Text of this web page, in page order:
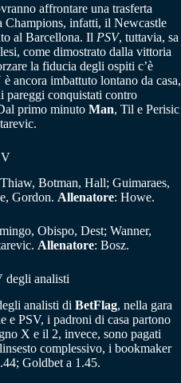
affrontare una trasferta
Champions, infatti, il Newcastle
al Barcellona. Il PSV, tuttavia, sa
come dimostrato dalla vittoria
la fiducia degli ospiti c’è
ancora imbattuto lontano da casa,
pareggi conquistati contro
primo minuto Man, Til e Perisic
Botman, Hall; Guimaraes,
Gordon. Allenatore: Howe.
Obispo, Dest; Wanner,
Allenatore: Bosz.
degli analisti
analisti di BetFlag, nella gara
e PSV, i padroni di casa partono
X e il 2, invece, sono pagati
complessivo, i bookmaker
Goldbet a 1.45.